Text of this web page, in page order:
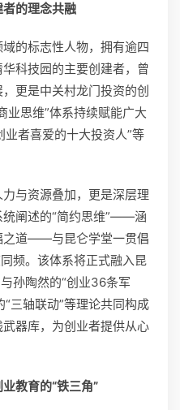
的理念共融
的标志性人物，拥有逾四
科技园的主要创建者，曾
更是中关村龙门投资的创
业思维”体系持续赋能广大
者喜爱的十大投资人”等
与资源叠加，更是深层理
统阐述的“简约思维”——涵
之道——与昆仑学堂一贯倡
频。该体系将正式融入昆
孙陶然的“创业36条军
“三轴联动”等理论共同构成
器库，为创业者提供从心
教育的“铁三角”